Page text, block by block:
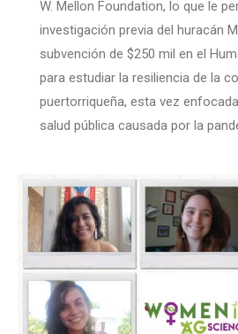
W. Mellon Foundation, lo que le
investigación previa del huracán
subvención de $250 mil en el
para estudiar la resiliencia de la
puertorriqueña, esta vez
salud pública causada por la